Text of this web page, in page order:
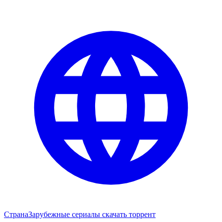
СтранаЗарубежные сериалы скачать торрент